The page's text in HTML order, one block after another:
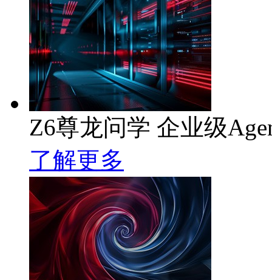
Z6尊龙问学 企业级
了解更多